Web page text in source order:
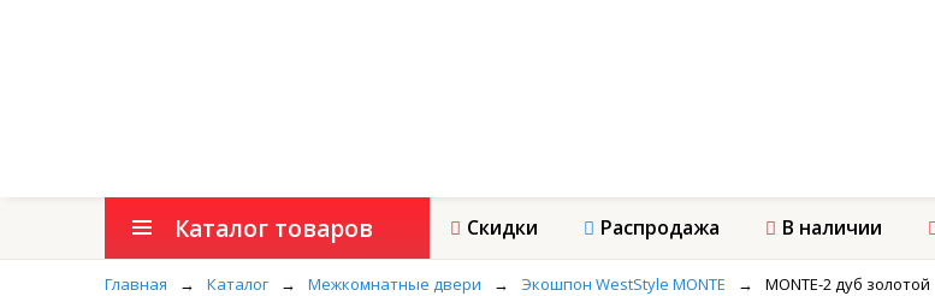
Каталог товаров Скидки Распродажа В наличии
Главная → Каталог → Межкомнатные двери → Экошпон WestStyle MONTE → MONTE-2 дуб золотой